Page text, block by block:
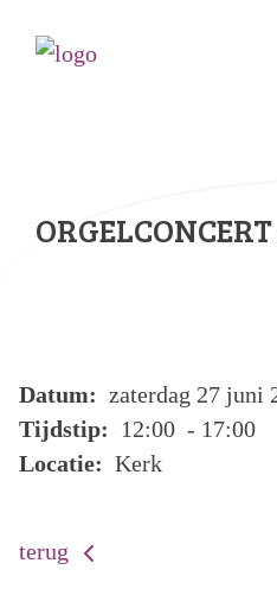
Datum: zaterdag 27 juni
Tijdstip: 12:00 - 17:00
Locatie: Kerk
terug